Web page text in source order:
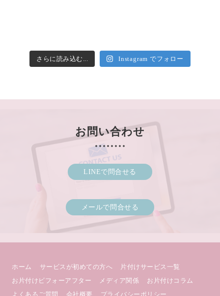
さらに読み込む... Instagram でフォロー
お問い合わせ
LINEで問合せる
メールで問合せる
ホーム サービスが初めての方へ
片付けサービス一覧
お片付けビフォーアフター
メディア関係
お片付けコラム